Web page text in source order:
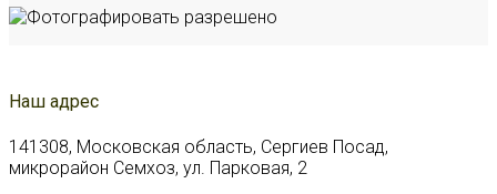
Наш адрес
141308, Московская область, Сергиев Посад,
микрорайон Семхоз, ул. Парковая, 2